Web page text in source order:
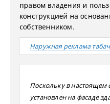
правом владения и
конструкцией на
собственником.
Наружная реклама
Поскольку в настоящем
установлен на фасаде